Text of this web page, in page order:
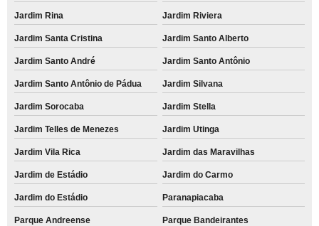
Jardim Rina Jardim Riviera
Jardim Santa Cristina Jardim Santo Alberto
Jardim Santo André Jardim Santo Antônio
Jardim Santo Antônio de Pádua Jardim Silvana
Jardim Sorocaba Jardim Stella
Jardim Telles de Menezes Jardim Utinga
Jardim Vila Rica Jardim das Maravilhas
Jardim de Estádio Jardim do Carmo
Jardim do Estádio Paranapiacaba
Parque Andreense Parque Bandeirantes